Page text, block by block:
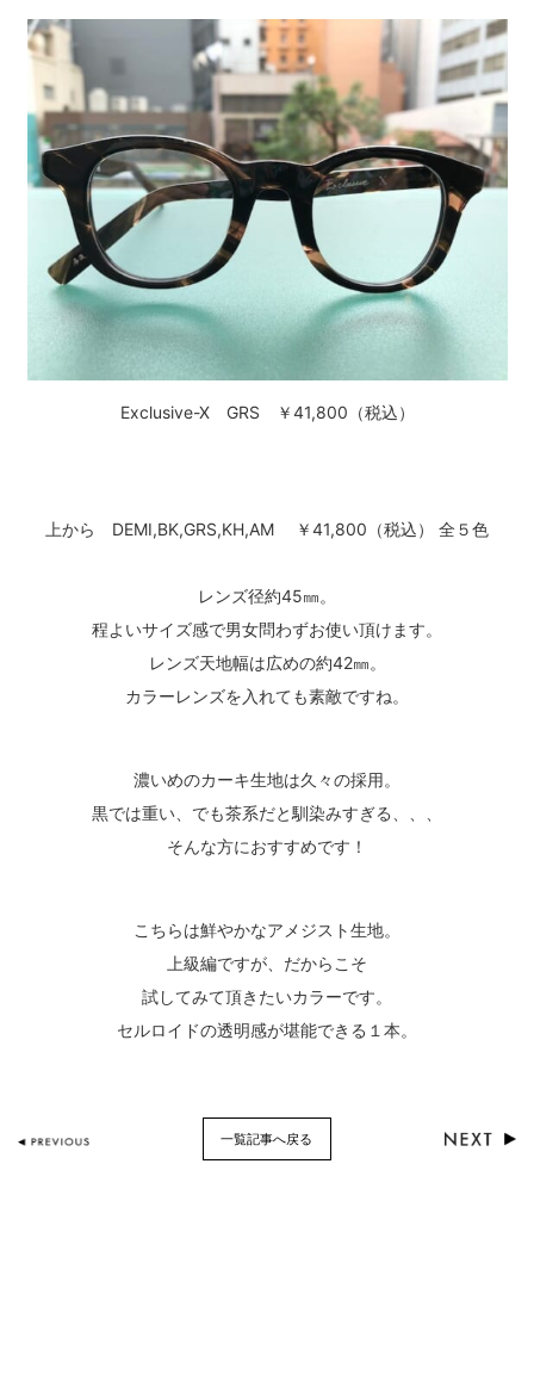
Exclusive-Ⅹ GRS ￥41,800（税込）
上から DEMI,BK,GRS,KH,AM ￥41,800（税込） 全５色
レンズ径約45㎜。
程よいサイズ感で男女問わずお使い頂けます。
レンズ天地幅は広めの約42㎜。
カラーレンズを入れても素敵ですね。
濃いめのカーキ生地は久々の採用。
黒では重い、でも茶系だと馴染みすぎる、、、
そんな方におすすめです！
こちらは鮮やかなアメジスト生地。
上級編ですが、だからこそ
試してみて頂きたいカラーです。
セルロイドの透明感が堪能できる１本。
一覧記事へ戻る